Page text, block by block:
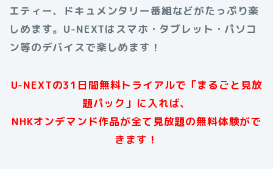
エティー、ドキュメンタリー番組などがたっぷり楽
しめます。U-NEXTはスマホ・タブレット・パソコ
ン等のデバイスで楽しめます！
U-NEXTの31日間無料トライアルで「まるごと見放
題パック」に入れば、
NHKオンデマンド作品が全て見放題の無料体験がで
きます！